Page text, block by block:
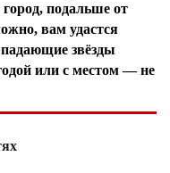
подальше от
вам удастся
падающие звёзды
или с местом — не